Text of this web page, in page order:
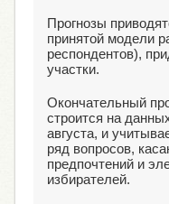
Прогнозы
принятой модели
респондентов),
участки.
Окончательный
строится на
августа, и
ряд вопросов,
предпочтений и
избирателей.